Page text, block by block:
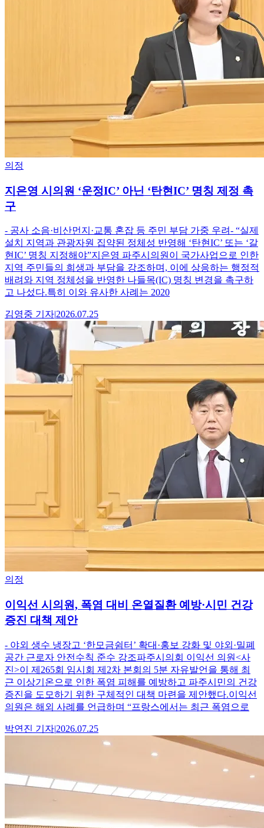
의정
지은영 시의원 ‘운정IC’ 아닌 ‘탄현IC’ 명칭 제정 촉
구
- 공사 소음·비산먼지·교통 혼잡 등 주민 부담 가중 우려- “실제
설치 지역과 관광자원 집약된 정체성 반영해 ‘탄현IC’ 또는 ‘갈
현IC’ 명칭 지정해야”지은영 파주시의원이 국가사업으로 인한
지역 주민들의 희생과 부담을 강조하며, 이에 상응하는 행정적
배려와 지역 정체성을 반영한 나들목(IC) 명칭 변경을 촉구하
고 나섰다.특히 이와 유사한 사례는 2020
김영중 기자|2026.07.25
의정
이익선 시의원, 폭염 대비 온열질환 예방·시민 건강
증진 대책 제안
- 야외 생수 냉장고 ‘한모금쉼터’ 확대·홍보 강화 및 야외·밀폐
공간 근로자 안전수칙 준수 강조파주시의회 이익선 의원<사
진>이 제265회 임시회 제2차 본회의 5분 자유발언을 통해 최
근 이상기온으로 인한 폭염 피해를 예방하고 파주시민의 건강
증진을 도모하기 위한 구체적인 대책 마련을 제안했다.이익선
의원은 해외 사례를 언급하며 “프랑스에서는 최근 폭염으로
박연진 기자|2026.07.25